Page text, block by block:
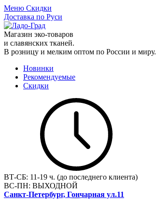
Меню Скидки
Доставка по Руси
Магазин эко-товаров
и славянских тканей.
В розницу и мелким оптом по России и миру.
Новинки
Рекомендуемые
Скидки
ВТ-СБ: 11-19 ч. (до последнего клиента)
ВС-ПН: ВЫХОДНОЙ
Санкт-Петербург, Гончарная ул.11